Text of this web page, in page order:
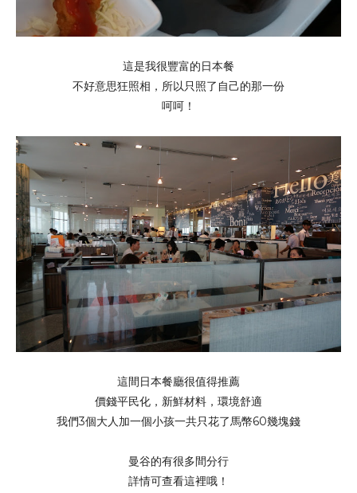
這是我很豐富的日本餐
不好意思狂照相，所以只照了自己的那一份
呵呵！
這間日本餐廳很值得推薦
價錢平民化，新鮮材料，環境舒適
我們3個大人加一個小孩一共只花了馬幣60幾塊錢
曼谷的有很多間分行
詳情可查看這裡哦！